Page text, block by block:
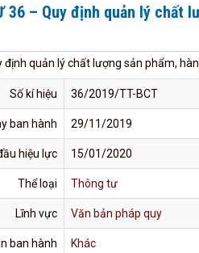
36 – Quy định quản lý chất
định quản lý chất lượng sản phẩm,
Số kí hiệu 36/2019/TT-BCT
ban hành 29/11/2019
hiệu lực 15/01/2020
Thể loại Thông tư
Lĩnh vực Văn bản pháp quy
ban hành Khác